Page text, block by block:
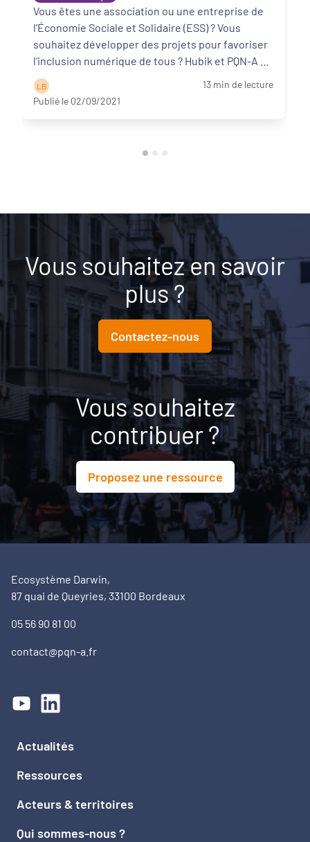
Vous êtes une association ou une entreprise de
l’Économie Sociale et Solidaire (ESS) ? Vous
souhaitez développer des projets pour favoriser
l’inclusion numérique de tous ? Hubik et PQN-A vo
...Lire la suite
L B
13 min de lecture
Publié le 02/09/2021
Vous souhaitez en savoir
plus ?
Contactez-nous
Vous souhaitez
contribuer ?
Proposez une ressource
Ecosystème Darwin,
87 quai de Queyries, 33100 Bordeaux
05 56 90 81 00
contact@pqn-a.fr
Actualités
Ressources
Acteurs & territoires
Qui sommes-nous ?